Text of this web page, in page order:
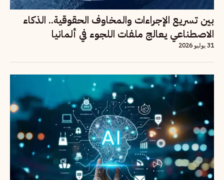
بين تسريع الإجراءات والمخاوف الحقوقية.. الذكاء
الاصطناعي يعالج ملفات اللجوء في ألمانيا
31 يوليو 2026